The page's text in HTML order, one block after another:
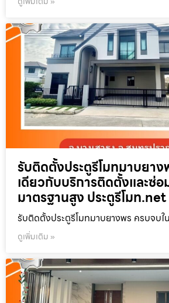
รับติดตั้งประตูรีโมทมาบยา
เดียวกับบริการติดตั้งและซ่อ
มาตรฐานสูง ประตูรีโมท.net
รับติดตั้งประตูรีโมทมาบยางพร ครบจบใ
ดูเพิ่มเติม »